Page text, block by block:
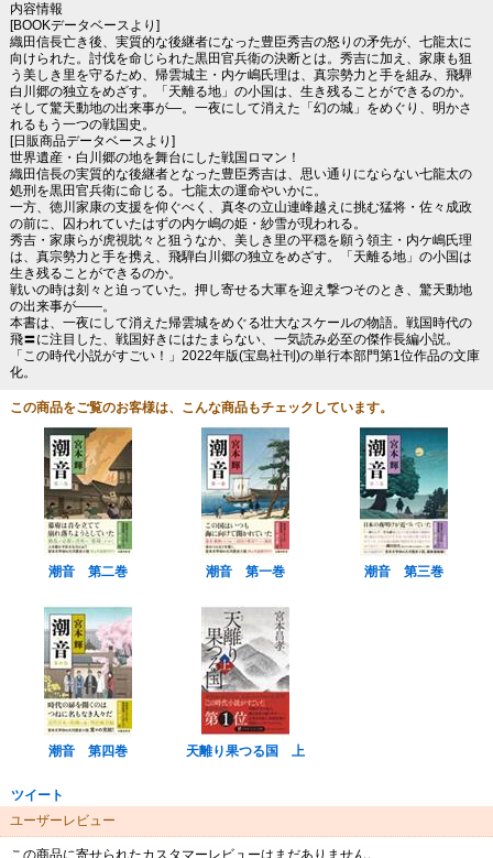
内容情報
[BOOKデータベースより]
織田信長亡き後、実質的な後継者になった豊臣秀吉の怒りの矛先が、七龍太に
向けられた。討伐を命じられた黒田官兵衛の決断とは。秀吉に加え、家康も狙
う美しき里を守るため、帰雲城主・内ケ嶋氏理は、真宗勢力と手を組み、飛騨
白川郷の独立をめざす。「天離る地」の小国は、生き残ることができるのか。
そして驚天動地の出来事が―。一夜にして消えた「幻の城」をめぐり、明かさ
れるもう一つの戦国史。
[日販商品データベースより]
世界遺産・白川郷の地を舞台にした戦国ロマン！
織田信長の実質的な後継者となった豊臣秀吉は、思い通りにならない七龍太の
処刑を黒田官兵衛に命じる。七龍太の運命やいかに。
一方、徳川家康の支援を仰ぐべく、真冬の立山連峰越えに挑む猛将・佐々成政
の前に、囚われていたはずの内ケ嶋の姫・紗雪が現われる。
秀吉・家康らが虎視眈々と狙うなか、美しき里の平穏を願う領主・内ケ嶋氏理
は、真宗勢力と手を携え、飛騨白川郷の独立をめざす。「天離る地」の小国は
生き残ることができるのか。
戦いの時は刻々と迫っていた。押し寄せる大軍を迎え撃つそのとき、驚天動地
の出来事が――。
本書は、一夜にして消えた帰雲城をめぐる壮大なスケールの物語。戦国時代の
飛〓に注目した、戦国好きにはたまらない、一気読み必至の傑作長編小説。
「この時代小説がすごい！」2022年版(宝島社刊)の単行本部門第1位作品の文庫
化。
この商品をご覧のお客様は、こんな商品もチェックしています。
潮音 第二巻 潮音 第一巻 潮音 第三巻
潮音 第四巻 天離り果つる国 上
ツイート
ユーザーレビュー